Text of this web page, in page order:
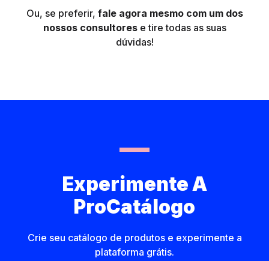
Ou, se preferir, fale agora mesmo com um dos
nossos consultorese tire todas as suas
dúvidas!
Experimente A
ProCatálogo
Crie seu catálogo de produtos e experimente a
plataforma grátis.